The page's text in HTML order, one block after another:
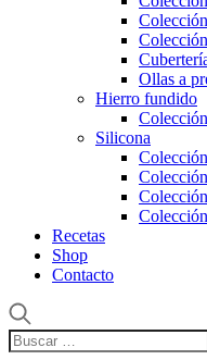
Ollas a
Hierro fundido
Silicona
Recetas
Shop
Contacto
Buscar: